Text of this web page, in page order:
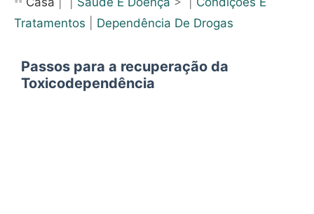
Saúde
Tratamentos
Dependência De Drogas
Passos para a recuperação da
Toxicodependência